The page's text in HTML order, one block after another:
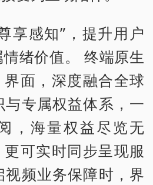
享感知”，提升用户
绪价值。 终端原生
面，深度融合全球
专属权益体系，一
，海量权益尽览无
可实时同步呈现服
频业务保障时，界